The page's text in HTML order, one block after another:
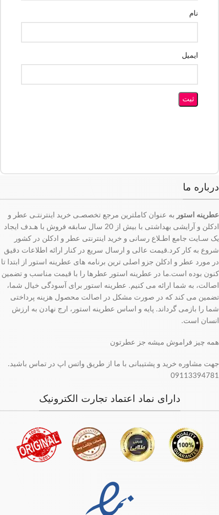
نام
ایمیل
درباره ما
عطرینه استور به عنوان کاملترین مرجع تخصصـی خرید اینترنتـی عطر و
ادکلن و آرایشی بهداشتی با بیش از 20 سال سابقه فروش با هـدف ایجاد
یک سـایت جامع اطـلاع رسانی و خرید اینترنتی عطر و ادکلن در کشور
شروع به کار کرد.قیمت عالی و ارسال سریع در کنار ارائه اطلاعات دقیق
در مورد عطر و ادکلن جزو اصلی ترین برنامه های عطرینه استور از ابتدا تا
کنون بوده است.ما در عطرینه استور عطرها را با قیمت مناسب و تضمین
اصالت، به شما ارائه می کنیم. عطرینه استور برای آسودگی خیال شما،
تضمین می کند که در صورت مشکل در اصالت محصول هزینه پرداختی
شما را بازمی گرداند. پایه و اساس عطرینه استور، ارج نهادن به ارزش
انسان است.
همه چیز فراموش میشه جز عطرتون
جهت مشاوره خرید و پشتیبانی با ما از طریق واتس اپ در تماس باشید.
09113394781
دارای نماد اعتماد تجارت الکترونیک